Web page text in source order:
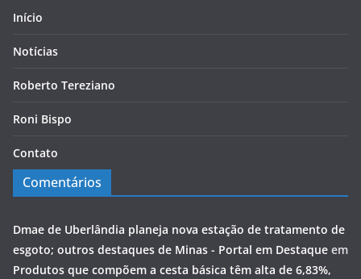
Início
Notícias
Roberto Tereziano
Roni Bispo
Contato
Comentários
Dmae de Uberlândia planeja nova estação de tratamento de
esgoto; outros destaques de Minas - Portal em Destaque em
Produtos que compõem a cesta básica têm alta de 6,83%,